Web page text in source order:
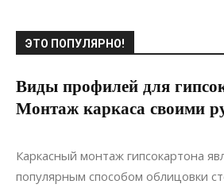
ЭТО ПОПУЛЯРНО!
Виды профилей для
Монтаж каркаса своими
29.06.2019
Каркасный монтаж гипсокартона
популярным способом облицовки